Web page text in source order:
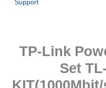
TP-Link
Set